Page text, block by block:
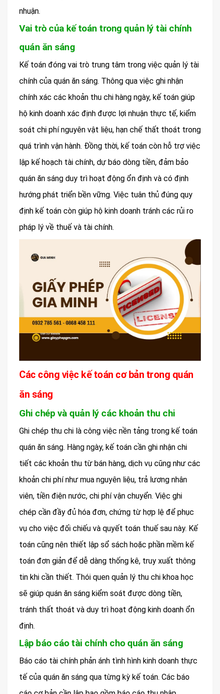
nhuận.
Vai trò của kế toán trong quản lý tài chính
quán ăn sáng
Kế toán đóng vai trò trung tâm trong việc quản lý tài
chính của quán ăn sáng. Thông qua việc ghi nhận
chính xác các khoản thu chi hàng ngày, kế toán giúp
hộ kinh doanh xác định được lợi nhuận thực tế, kiểm
soát chi phí nguyên vật liệu, hạn chế thất thoát trong
quá trình vận hành. Đồng thời, kế toán còn hỗ trợ việc
lập kế hoạch tài chính, dự báo dòng tiền, đảm bảo
quán ăn sáng duy trì hoạt động ổn định và có định
hướng phát triển bền vững. Việc tuân thủ đúng quy
định kế toán còn giúp hộ kinh doanh tránh các rủi ro
pháp lý về thuế và tài chính.
Các công việc kế toán cơ bản trong quán
ăn sáng
Ghi chép và quản lý các khoản thu chi
Ghi chép thu chi là công việc nền tảng trong kế toán
quán ăn sáng. Hàng ngày, kế toán cần ghi nhận chi
tiết các khoản thu từ bán hàng, dịch vụ cũng như các
khoản chi phí như mua nguyên liệu, trả lương nhân
viên, tiền điện nước, chi phí vận chuyển. Việc ghi
chép cần đầy đủ hóa đơn, chứng từ hợp lệ để phục
vụ cho việc đối chiếu và quyết toán thuế sau này. Kế
toán cũng nên thiết lập sổ sách hoặc phần mềm kế
toán đơn giản để dễ dàng thống kê, truy xuất thông
tin khi cần thiết. Thói quen quản lý thu chi khoa học
sẽ giúp quán ăn sáng kiểm soát được dòng tiền,
tránh thất thoát và duy trì hoạt động kinh doanh ổn
định.
Lập báo cáo tài chính cho quán ăn sáng
Báo cáo tài chính phản ánh tình hình kinh doanh thực
tế của quán ăn sáng qua từng kỳ kế toán. Các báo